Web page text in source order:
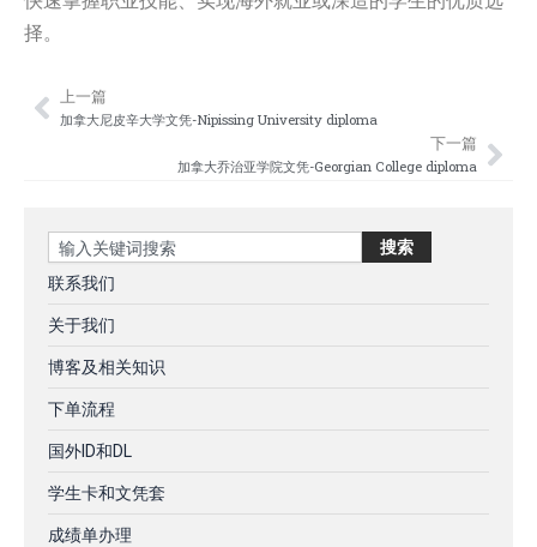
择。
Prev
上一篇
加拿大尼皮辛大学文凭-Nipissing University diploma
下一篇
加拿大乔治亚学院文凭-Georgian College diploma
Search 搜索
联系我们
关于我们
博客及相关知识
下单流程
国外ID和DL
学生卡和文凭套
成绩单办理